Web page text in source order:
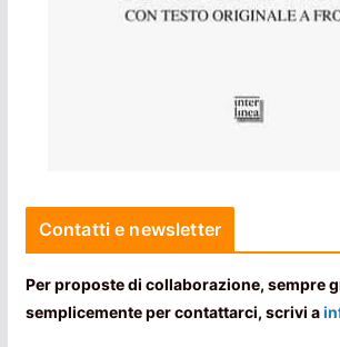
Contatti e newsletter
Per proposte di collaborazione, sempre
semplicemente per contattarci, scrivi a